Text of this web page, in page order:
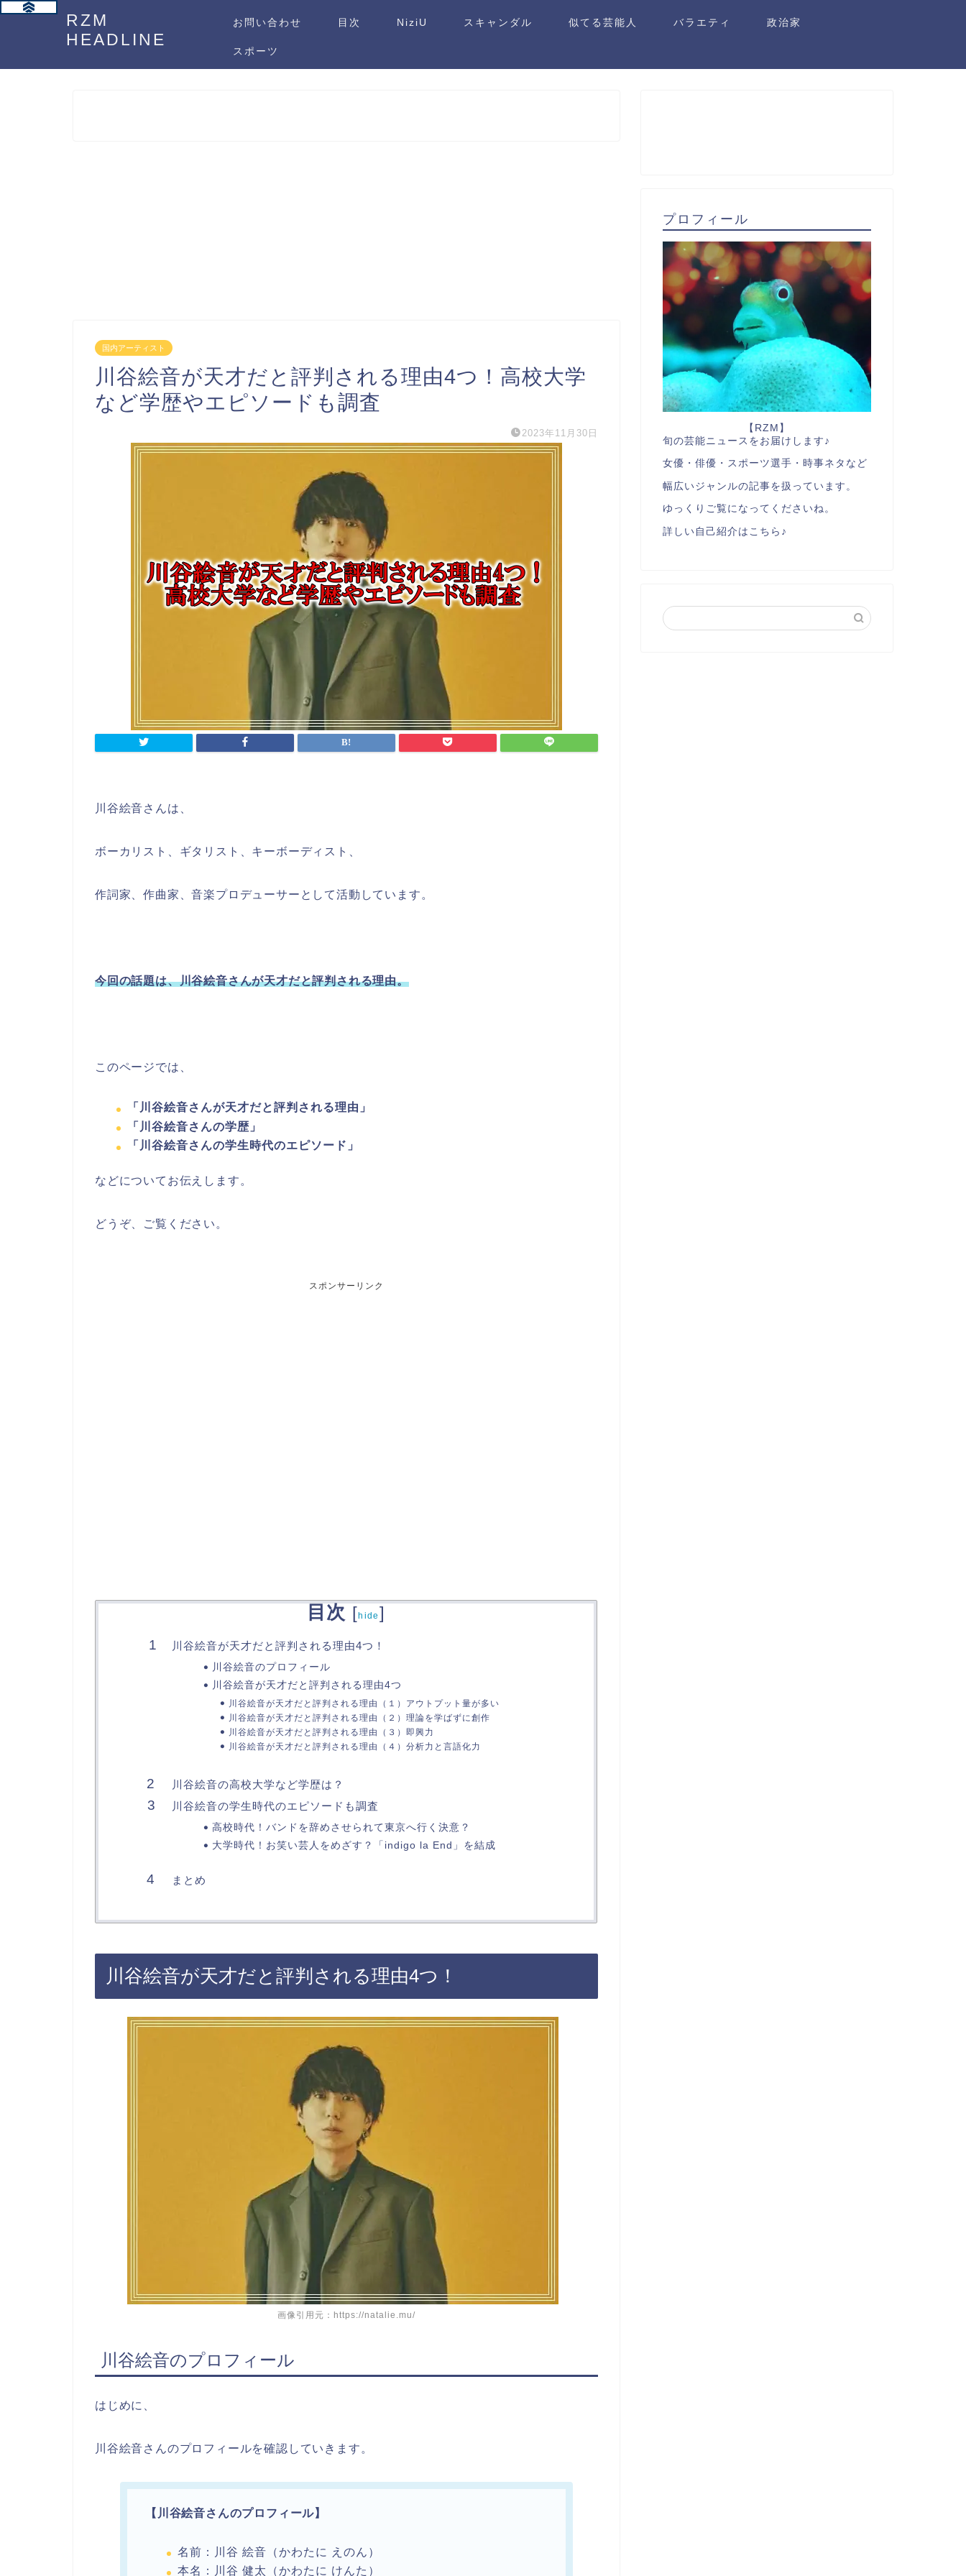
RZM
HEADLINE
お問い合わせ 目次 NiziU スキャンダル 似てる芸能人 バラエティ 政治家
スポーツ
国内アーティスト
川谷絵音が天才だと評判される理由4つ！高校大学
など学歴やエピソードも調査
2023年11月30日
川谷絵音さんは、
ボーカリスト、ギタリスト、キーボーディスト、
作詞家、作曲家、音楽プロデューサーとして活動しています。
今回の話題は、川谷絵音さんが天才だと評判される理由。
このページでは、
「川谷絵音さんが天才だと評判される理由」
「川谷絵音さんの学歴」
「川谷絵音さんの学生時代のエピソード」
などについてお伝えします。
どうぞ、ご覧ください。
スポンサーリンク
目次 [hide ]
川谷絵音が天才だと評判される理由4つ！
川谷絵音のプロフィール
川谷絵音が天才だと評判される理由4つ
川谷絵音が天才だと評判される理由（１）アウトプット量が多い
川谷絵音が天才だと評判される理由（２）理論を学ばずに創作
川谷絵音が天才だと評判される理由（３）即興力
川谷絵音が天才だと評判される理由（４）分析力と言語化力
川谷絵音の高校大学など学歴は？
川谷絵音の学生時代のエピソードも調査
高校時代！バンドを辞めさせられて東京へ行く決意？
大学時代！お笑い芸人をめざす？「indigo la End」を結成
まとめ
川谷絵音が天才だと評判される理由4つ！
画像引用元：https://natalie.mu/
川谷絵音のプロフィール
はじめに、
川谷絵音さんのプロフィールを確認していきます。
【川谷絵音さんのプロフィール】
名前：川谷 絵音（かわたに えのん）
本名：川谷 健太（かわたに けんた）
プロフィール
【RZM】
旬の芸能ニュースをお届けします♪
女優・俳優・スポーツ選手・時事ネタなど
幅広いジャンルの記事を扱っています。
ゆっくりご覧になってくださいね。
詳しい自己紹介はこちら♪